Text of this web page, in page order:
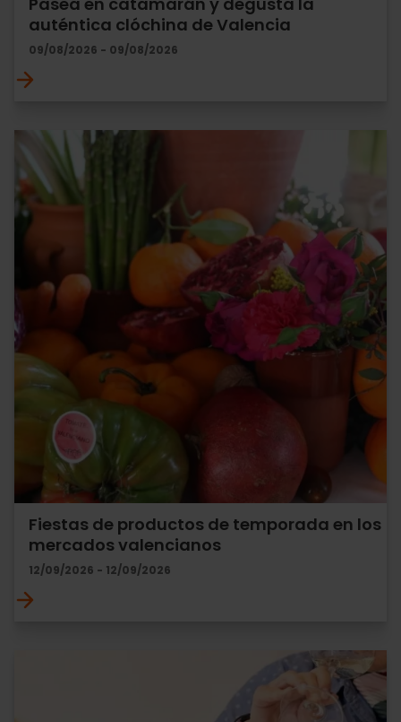
auténtica clóchina de Valencia
09/08/2026 - 09/08/2026
Fiestas de productos de temporada en los
mercados valencianos
12/09/2026 - 12/09/2026